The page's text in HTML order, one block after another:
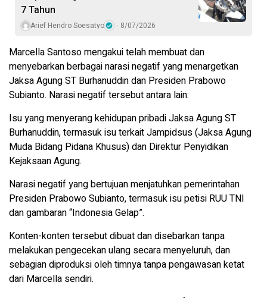
7 Tahun
Arief Hendro Soesatyo 8/07/2026
Marcella Santoso mengakui telah membuat dan
menyebarkan berbagai narasi negatif yang menargetkan
Jaksa Agung ST Burhanuddin dan Presiden Prabowo
Subianto. Narasi negatif tersebut antara lain:
Isu yang menyerang kehidupan pribadi Jaksa Agung ST
Burhanuddin, termasuk isu terkait Jampidsus (Jaksa Agung
Muda Bidang Pidana Khusus) dan Direktur Penyidikan
Kejaksaan Agung.
Narasi negatif yang bertujuan menjatuhkan pemerintahan
Presiden Prabowo Subianto, termasuk isu petisi RUU TNI
dan gambaran “Indonesia Gelap”.
Konten-konten tersebut dibuat dan disebarkan tanpa
melakukan pengecekan ulang secara menyeluruh, dan
sebagian diproduksi oleh timnya tanpa pengawasan ketat
dari Marcella sendiri.